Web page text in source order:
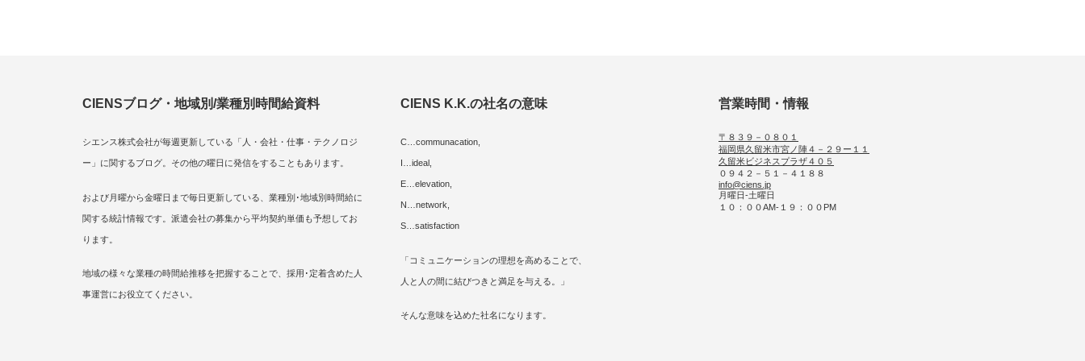
CIENSブログ・地域別/業種別時間給資料
シエンス株式会社が毎週更新している「人・会社・仕事・テクノロジ
ー」に関するブログ。その他の曜日に発信をすることもあります。
および月曜から金曜日まで毎日更新している、業種別･地域別時間給に
関する統計情報です。派遣会社の募集から平均契約単価も予想してお
ります。
地域の様々な業種の時間給推移を把握することで、採用･定着含めた人
事運営にお役立てください。
CIENS K.K.の社名の意味
C…communacation,
I…ideal,
E…elevation,
N…network,
S…satisfaction
「コミュニケーションの理想を高めることで、
人と人の間に結びつきと満足を与える。」
そんな意味を込めた社名になります。
営業時間・情報
〒８３９－０８０１
福岡県久留米市宮ノ陣４－２９ー１１
久留米ビジネスプラザ４０５
０９４２－５１－４１８８
info@ciens.jp
月曜日-土曜日
１０：００AM-１９：００PM